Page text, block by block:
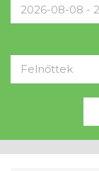
Felnőttek